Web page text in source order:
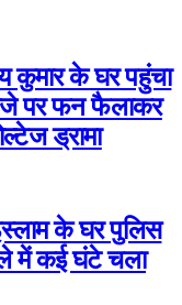
कुमार के घर पहुंचा
पर फन फैलाकर
ड्रामा
के घर पुलिस
में कई घंटे चला